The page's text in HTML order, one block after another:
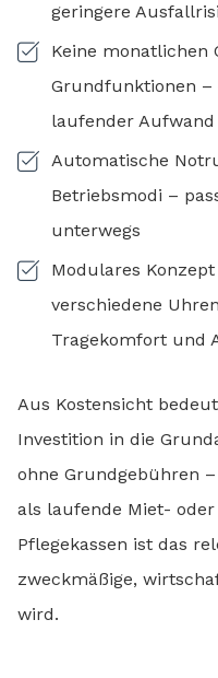
geringere
Keine monatlichen
Grundfunktionen
laufender Aufwand
Automatische
Betriebsmodi –
unterwegs
Modulares
verschiedene
Tragekomfort und
Aus Kostensicht
Investition in die
ohne Grundgebühren
als laufende Miet-
Pflegekassen ist das
zweckmäßige,
wird.